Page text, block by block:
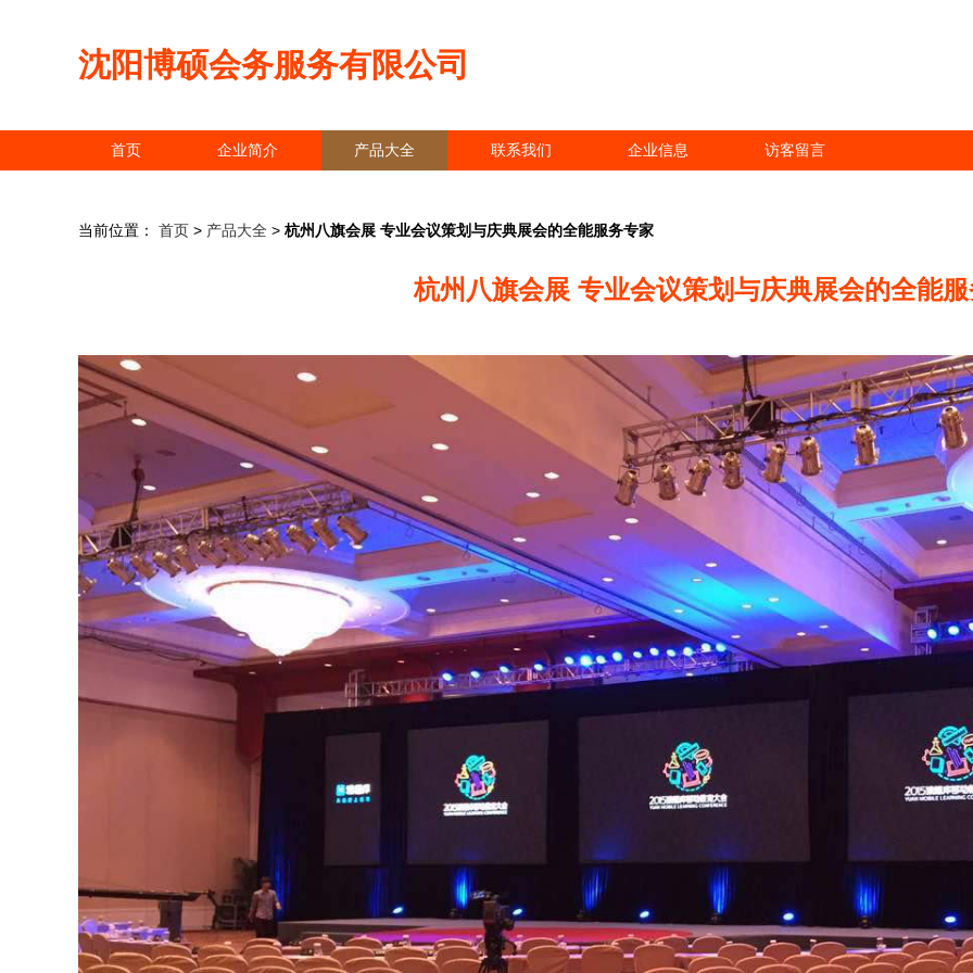
沈阳博硕会务服务有限公司
首页 企业简介 产品大全 联系我们 企业信息 访客留言
当前位置： 首页 > 产品大全 > 杭州八旗会展 专业会议策划与庆典展会的全能服务专家
杭州八旗会展 专业会议策划与庆典展会的全能